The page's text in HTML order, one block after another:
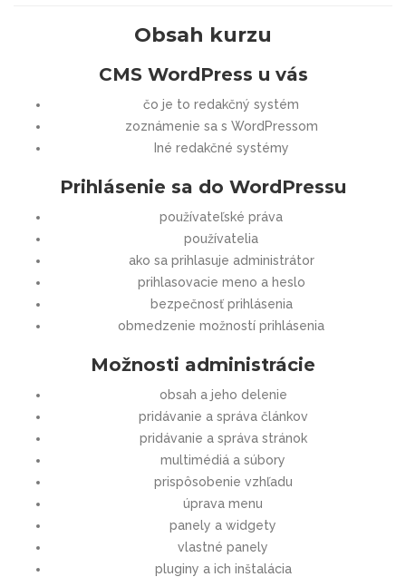
Obsah kurzu
CMS WordPress u vás
čo je to redakčný systém
zoznámenie sa s WordPressom
Iné redakčné systémy
Prihlásenie sa do WordPressu
používateľské práva
používatelia
ako sa prihlasuje administrátor
prihlasovacie meno a heslo
bezpečnosť prihlásenia
obmedzenie možností prihlásenia
Možnosti administrácie
obsah a jeho delenie
pridávanie a správa článkov
pridávanie a správa stránok
multimédiá a súbory
prispôsobenie vzhľadu
úprava menu
panely a widgety
vlastné panely
pluginy a ich inštalácia